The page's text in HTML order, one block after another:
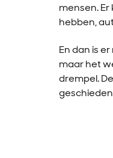
mensen.
hebben,
En dan is
maar het
drempel.